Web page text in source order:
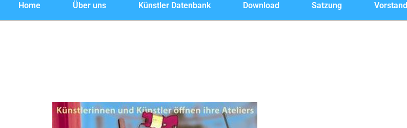
Home Über uns Künstler Datenbank Download Satzung Vorstand